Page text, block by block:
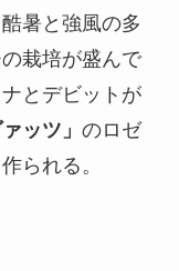
暑と強風の多
栽培が盛んで
とデビットが
ッツ」 のロゼ
られる。